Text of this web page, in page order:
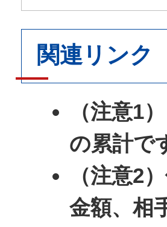
関連リンク
（注意1
の累計で
（注意2
金額、相